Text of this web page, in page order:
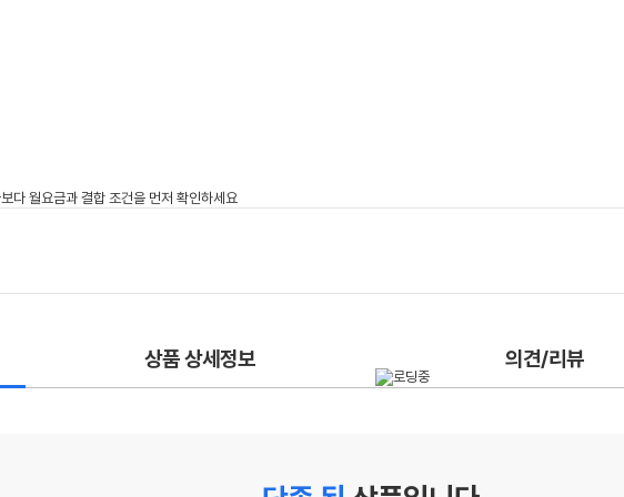
상품 상세정보 의견/리뷰